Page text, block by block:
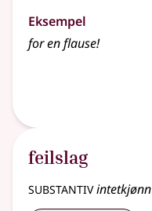
Eksempel
for enflause!
feilslag
substantivintetkjønn